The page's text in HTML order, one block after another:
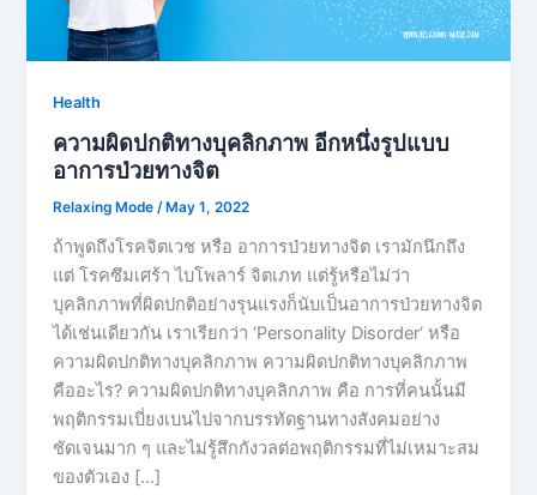
Health
ความผิดปกติทางบุคลิกภาพ อีกหนึ่งรูปแบบ
อาการป่วยทางจิต
Relaxing Mode/ May 1, 2022
ถ้าพูดถึงโรคจิตเวช หรือ อาการป่วยทางจิต เรามักนึกถึง
แต่ โรคซึมเศร้า ไบโพลาร์ จิตเภท แต่รู้หรือไม่ว่า
บุคลิกภาพที่ผิดปกติอย่างรุนแรงก็นับเป็นอาการป่วยทางจิต
ได้เช่นเดียวกัน เราเรียกว่า ‘Personality Disorder‘ หรือ
ความผิดปกติทางบุคลิกภาพ ความผิดปกติทางบุคลิกภาพ
คืออะไร? ความผิดปกติทางบุคลิกภาพ คือ การที่คนนั้นมี
พฤติกรรมเบี่ยงเบนไปจากบรรทัดฐานทางสังคมอย่าง
ชัดเจนมาก ๆ และไม่รู้สึกกังวลต่อพฤติกรรมที่ไม่เหมาะสม
ของตัวเอง […]